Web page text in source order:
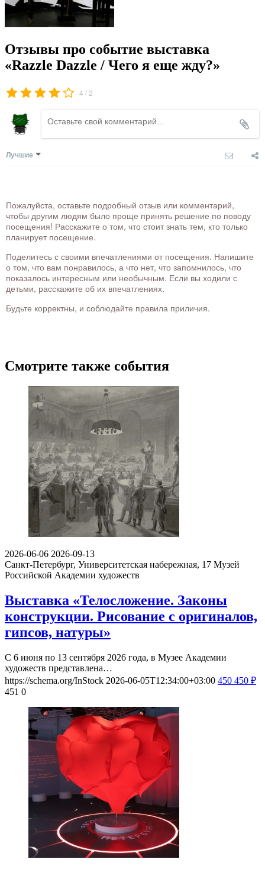
Отзывы про событие выставка
«Razzle Dazzle / Чего я еще жду?»
4 /2
Лучшие
Пожалуйста, оставьте подробный отзыв или комментарий,
чтобы другим людям было проще принять решение по поводу
посещения! Расскажите о том, что стоит знать тем, кто только
планирует посещение.
Поделитесь с своими впечатлениями от посещения. Напишите
о том, что вам понравилось, а что нет, что запомнилось, что
показалось интересным или необычным. Если вы ходили с
детьми, расскажите об их впечатлениях.
Будьте корректны, и соблюдайте правила приличия.
Смотрите также события
2026-06-06 2026-09-13
Санкт-Петербург, Университетская набережная, 17 Музей
Российской Академии художеств
Выставка «Телосложение. Законы
конструкции. Рисование с оригиналов,
гипсов, натуры»
С 6 июня по 13 сентября 2026 года, в Музее Академии
художеств представлена…
https://schema.org/InStock 2026-06-05T12:34:00+03:00 450 450 ₽
451 0